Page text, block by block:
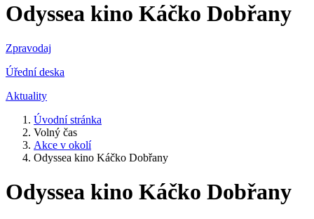
Odyssea kino Káčko Dobřany
Zpravodaj
Úřední deska
Aktuality
Úvodní stránka
Volný čas
Akce v okolí
Odyssea kino Káčko Dobřany
Odyssea kino Káčko Dobřany